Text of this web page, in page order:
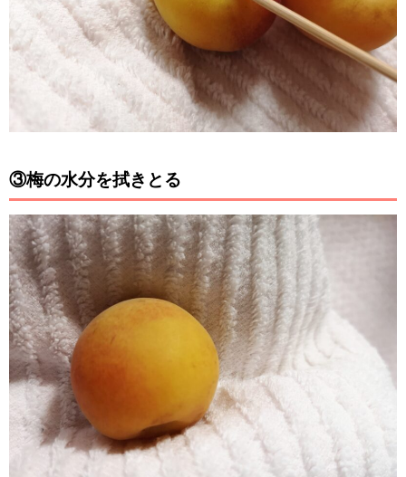
③梅の水分を拭きとる